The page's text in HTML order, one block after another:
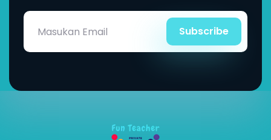
Subscribe